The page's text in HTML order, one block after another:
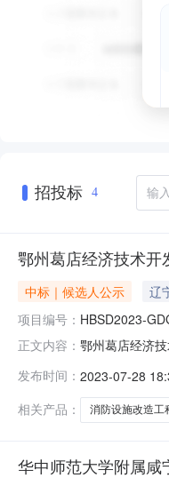
招投标 4
鄂州葛店经济技术
中标｜候选人公示 辽
项目编号： HBSD2023-
正文内容： 鄂州葛店经济
1号楼中标（成
交）金额：22
发布时间： 2023-07-28
相关产品：
消防设施改造工
华中师范大学附属